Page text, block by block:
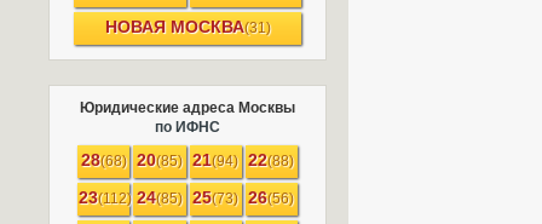
НОВАЯ МОСКВА(31)
Юридические адреса Москвы
по ИФНС
28(68) 20(85) 21(94) 22(88)
23(112) 24(85) 25(73) 26(56)